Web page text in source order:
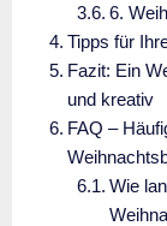
6.
Tipps für
Fazit: Ein
und kreativ
FAQ –
Wie